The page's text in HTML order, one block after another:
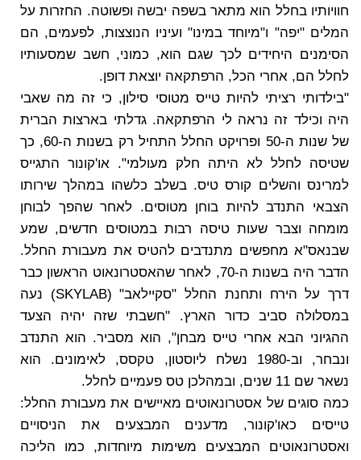
חוויותיו בחלל הוא מתאר בשפה יבשה ופשוטה. החזרות על
המלים "יפה" ו"מיוחד במינו" ועיניו הנוצצות, לפעמים, הם
הסימנים היחידים לכך שגם הוא, כמוני, חשב שמסעותיו
לחלל הם, אחרי הכל, הרפתקאה יוצאת דופן.
"בילדותי רציתי להיות טייס מטוסי סילון, כי זה מה שאבי
היה וכילד זה נראה לי הרפתקאה. גדלתי בארצות הברית
של שנות ה-50 ופרויקט החלל התחיל רק בשנות ה-60, כך
שטיסה לחלל לא היתה חלק מעולמי". או'קונור התגייס
למרינס והשלים קורס טיס. בשלב כלשהו במהלך שירותו
הצבאי התנדב להיות בוחן מטוסים. לאחר שהפך לבוחן
מומחה וצבר שעות טיסה רבות במטוסים חדשים, שמע
שבנאס"א מחפשים מתנדבים להטיס את מעבורת החלל.
הדבר היה בשנות ה-70, לאחר שהאסטרונאוט הראשון כבר
דרך על הירח ותחנת החלל "סקיילאב" (SKYLAB) נעה
במסלולה סביב כדור הארץ. "חשבתי שזה יהיה הצעד
ההגיוני הבא אחרי טייס מבחן", הוא מסביר. הוא התנדב
ונבחר, וב-1980 נשלח ליוסטון, טקסס, לאימונים. הוא
נשאר שם 11 שנים, ובמהלכן טס פעמיים לחלל.
כמה סוגים של אסטרונאוטים מאיישים את מעבורת החלל:
טייסים כאו'קונור, מדענים המבצעים את הניסויים
ואסטרונאוטים המבצעים משימות מיוחדות, כמו הליכה